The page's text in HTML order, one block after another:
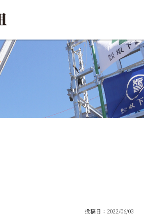
投稿日：2022/06/03